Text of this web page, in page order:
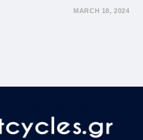
MARCH 18, 2024